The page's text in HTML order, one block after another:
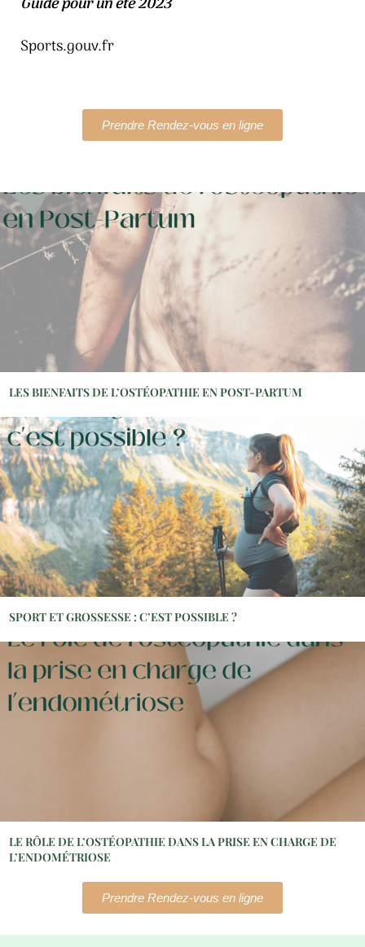
Sports.gouv.fr
Prendre Rendez-vous en ligne
LES BIENFAITS DE L’OSTÉOPATHIE EN POST-PARTUM
SPORT ET GROSSESSE : C’EST POSSIBLE ?
LE RÔLE DE L’OSTÉOPATHIE DANS LA PRISE EN CHARGE DE
L’ENDOMÉTRIOSE
Prendre Rendez-vous en ligne